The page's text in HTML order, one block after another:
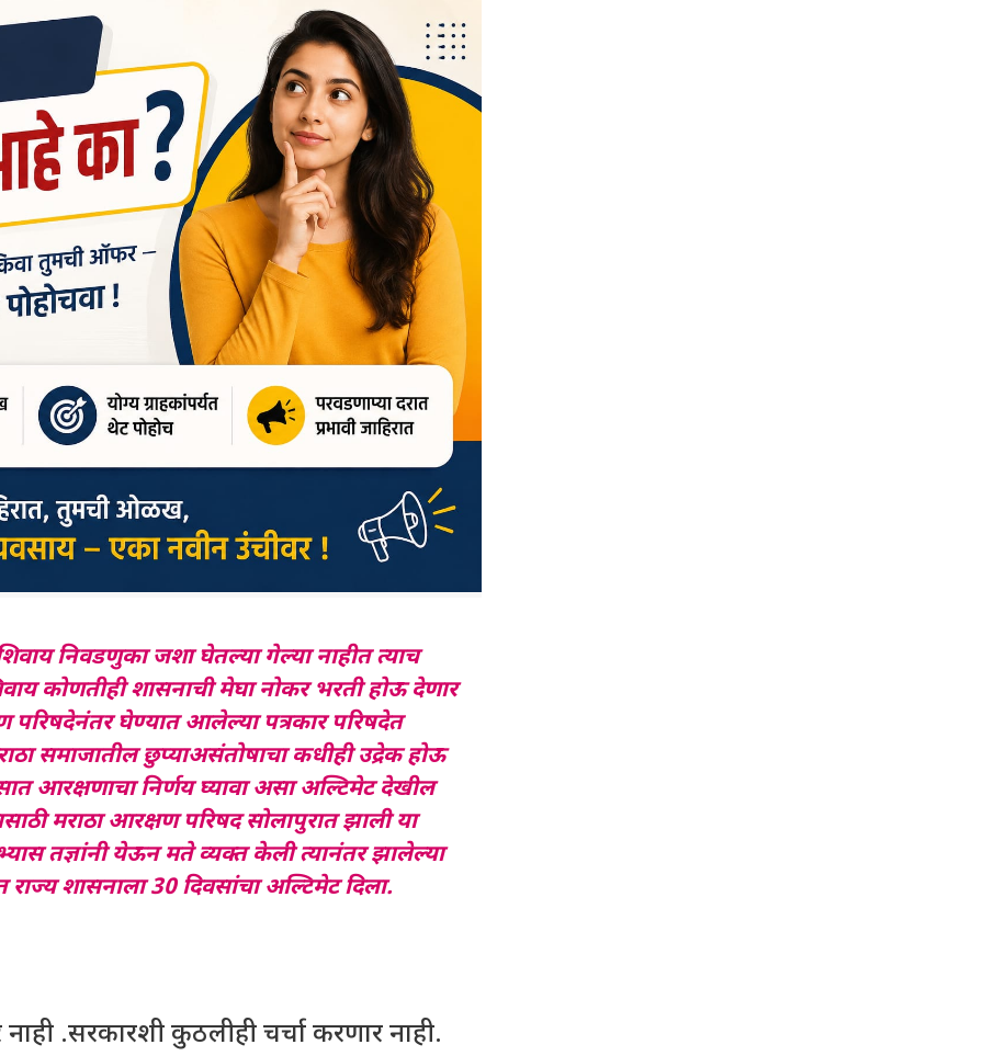
निवडणुका जशा घेतल्या गेल्या नाहीत त्याच
कोणतीही शासनाची मेघा नोकर भरती होऊ देणार
परिषदेनंतर घेण्यात आलेल्या पत्रकार परिषदेत
समाजातील छुप्याअसंतोषाचा कधीही उद्रेक होऊ
आरक्षणाचा निर्णय घ्यावा असा अल्टिमेट देखील
मराठा आरक्षण परिषद सोलापुरात झाली या
तज्ञांनी येऊन मते व्यक्त केली त्यानंतर झालेल्या
शासनाला 30 दिवसांचा अल्टिमेट दिला.
.सरकारशी कुठलीही चर्चा करणार नाही.